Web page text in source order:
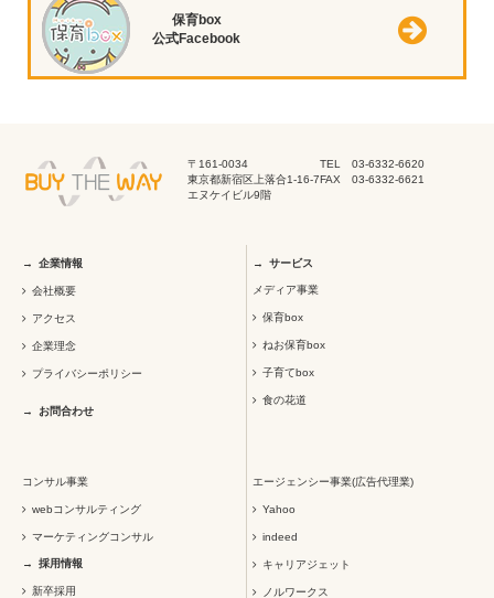
保育box
公式Facebook
〒161-0034
東京都新宿区上落合1-16-7
エヌケイビル9階
TEL 03-6332-6620
FAX 03-6332-6621
企業情報
会社概要
アクセス
企業理念
プライバシーポリシー
お問合わせ
サービス
メディア事業
保育box
ねお保育box
子育てbox
食の花道
コンサル事業
webコンサルティング
マーケティングコンサル
エージェンシー事業(広告代理業)
Yahoo
indeed
キャリアジェット
ノルワークス
採用情報
新卒採用